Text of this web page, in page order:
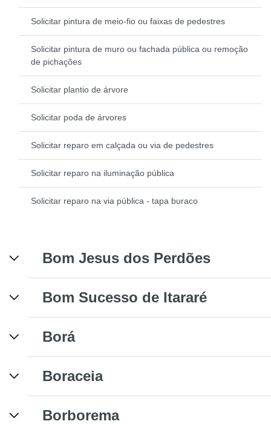
Solicitar pintura de meio-fio ou faixas de pedestres
Solicitar pintura de muro ou fachada pública ou remoção
de pichações
Solicitar plantio de árvore
Solicitar poda de árvores
Solicitar reparo em calçada ou via de pedestres
Solicitar reparo na iluminação pública
Solicitar reparo na via pública - tapa buraco
Bom Jesus dos Perdões
Bom Sucesso de Itararé
Borá
Boraceia
Borborema